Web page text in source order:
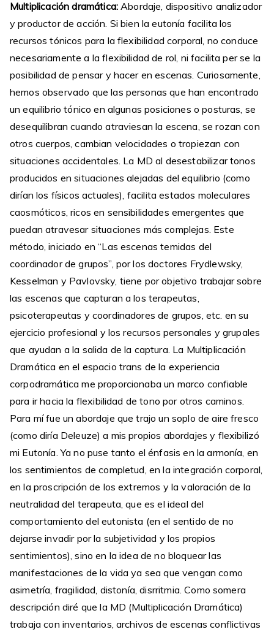
Multiplicación dramática: Abordaje, dispositivo analizador
y productor de acción. Si bien la eutonía facilita los
recursos tónicos para la flexibilidad corporal, no conduce
necesariamente a la flexibilidad de rol, ni facilita per se la
posibilidad de pensar y hacer en escenas. Curiosamente,
hemos observado que las personas que han encontrado
un equilibrio tónico en algunas posiciones o posturas, se
desequilibran cuando atraviesan la escena, se rozan con
otros cuerpos, cambian velocidades o tropiezan con
situaciones accidentales. La MD al desestabilizar tonos
producidos en situaciones alejadas del equilibrio (como
dirían los físicos actuales), facilita estados moleculares
caosmóticos, ricos en sensibilidades emergentes que
puedan atravesar situaciones más complejas. Este
método, iniciado en “Las escenas temidas del
coordinador de grupos”, por los doctores Frydlewsky,
Kesselman y Pavlovsky, tiene por objetivo trabajar sobre
las escenas que capturan a los terapeutas,
psicoterapeutas y coordinadores de grupos, etc. en su
ejercicio profesional y los recursos personales y grupales
que ayudan a la salida de la captura. La Multiplicación
Dramática en el espacio trans de la experiencia
corpodramática me proporcionaba un marco confiable
para ir hacia la flexibilidad de tono por otros caminos.
Para mí fue un abordaje que trajo un soplo de aire fresco
(como diría Deleuze) a mis propios abordajes y flexibilizó
mi Eutonía. Ya no puse tanto el énfasis en la armonía, en
los sentimientos de completud, en la integración corporal,
en la proscripción de los extremos y la valoración de la
neutralidad del terapeuta, que es el ideal del
comportamiento del eutonista (en el sentido de no
dejarse invadir por la subjetividad y los propios
sentimientos), sino en la idea de no bloquear las
manifestaciones de la vida ya sea que vengan como
asimetría, fragilidad, distonía, disrritmia. Como somera
descripción diré que la MD (Multiplicación Dramática)
trabaja con inventarios, archivos de escenas conflictivas